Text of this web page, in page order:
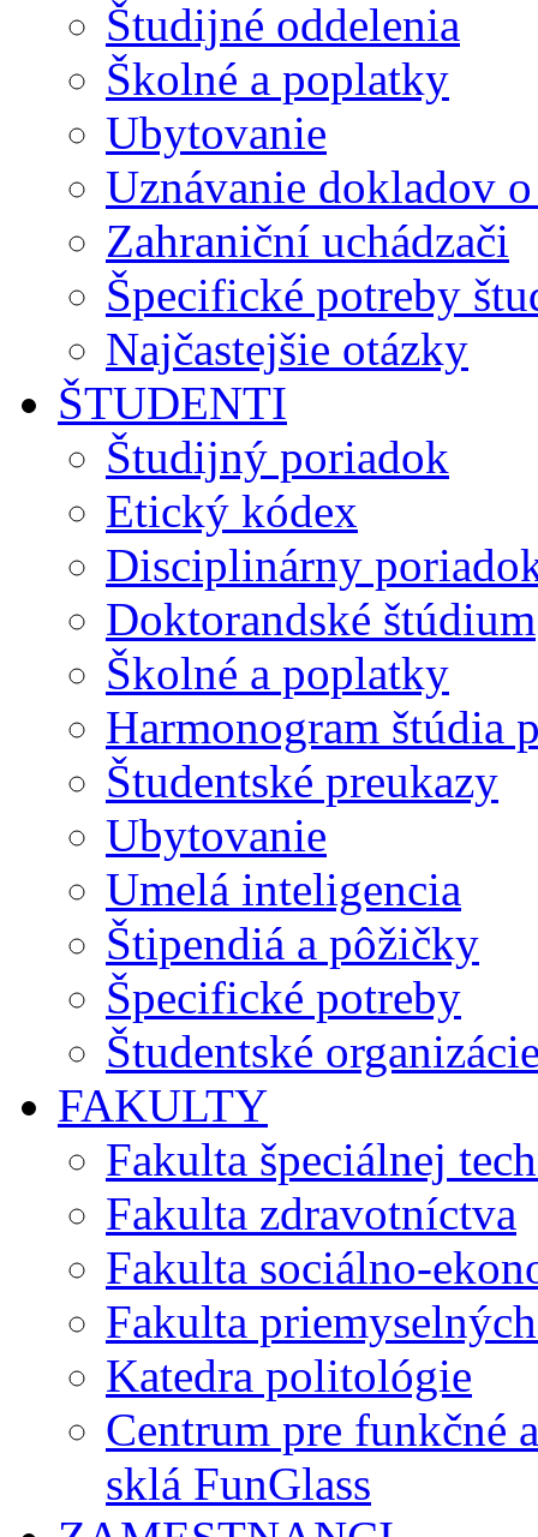
Študijné oddelenia
Školné a poplatky
Ubytovanie
Uznávanie dokladov
Zahraniční uchádzači
Špecifické potreby
Najčastejšie otázky
ŠTUDENTI
Študijný poriadok
Etický kódex
Disciplinárny
Doktorandské štúdium
Školné a poplatky
Harmonogram štúdia
Študentské preukazy
Ubytovanie
Umelá inteligencia
Štipendiá a pôžičky
Špecifické potreby
Študentské
FAKULTY
Fakulta špeciálnej
Fakulta zdravotníctva
Fakulta sociálno-
Fakulta
Katedra politológie
Centrum pre funkčné
sklá FunGlass